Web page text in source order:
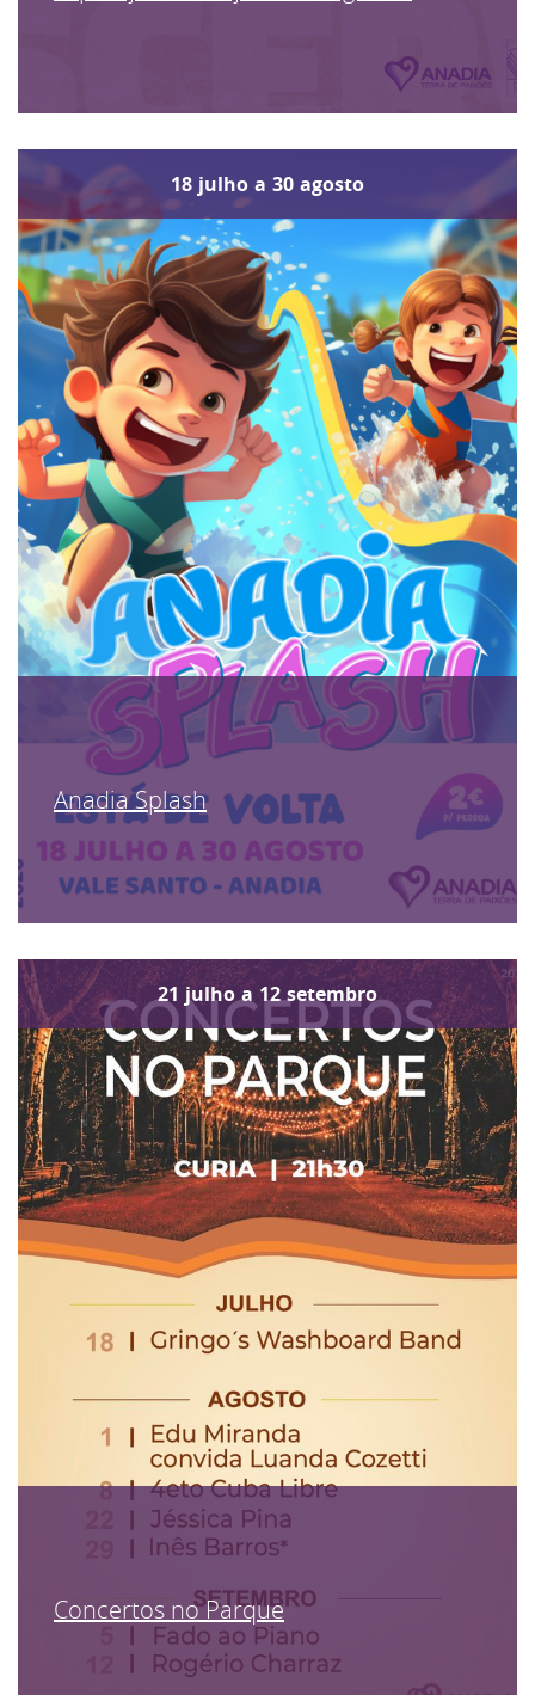
18 julho a 30 agosto
Anadia Splash
21 julho a 12 setembro
Concertos no Parque